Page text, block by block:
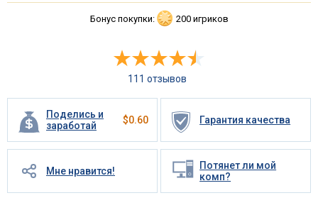
Бонус покупки: 200 игриков
111 отзывов
Поделись и
заработай
$0.60 Гарантия качества
Мне нравится!
Потянет ли мой
комп?